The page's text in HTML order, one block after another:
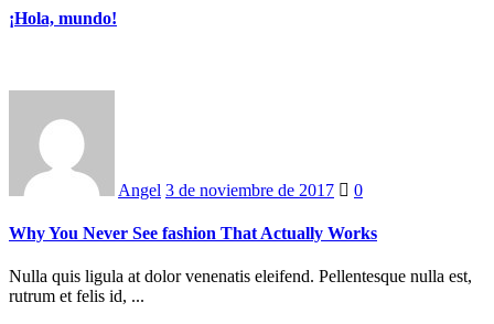
¡Hola, mundo!
Angel 3 de noviembre de 2017 0
Why You Never See fashion That Actually Works
Nulla quis ligula at dolor venenatis eleifend. Pellentesque nulla est,
rutrum et felis id, ...